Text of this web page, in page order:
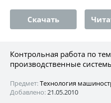
Скачать
Контрольная работа по
производственные
Предмет:Технология
Добавлено:21.05.2010